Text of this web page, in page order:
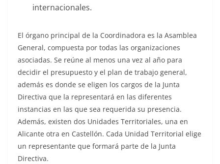
internacionales.
El órgano principal de la Coordinadora es la Asamblea
General, compuesta por todas las organizaciones
asociadas. Se reúne al menos una vez al año para
decidir el presupuesto y el plan de trabajo general,
además es donde se eligen los cargos de la Junta
Directiva que la representará en las diferentes
instancias en las que sea requerida su presencia.
Además, existen dos Unidades Territoriales, una en
Alicante otra en Castellón. Cada Unidad Territorial elige
un representante que formará parte de la Junta
Directiva.